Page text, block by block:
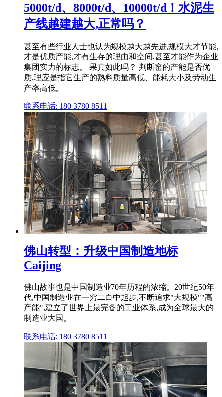
5000t/d、8000t/d、10000t/d！水泥生
产线越建越大,正常吗？
甚至有些行业人士也认为规模越大越先进,规模大才节能,
才是优质产能,才有生存的理由和空间,甚至才能作为企业
集团实力的标志。 果真如此吗？ 判断窑的产能是否优
质,理应是指它生产的熟料质量高低、能耗大小及劳动生
产率高低。
联系电话: 180 3780 8511
佛山转型：升级中国制造地标
Caijing
佛山故事也是中国制造业70年历程的浓缩。20世纪50年
代,中国制造业在一穷二白中起步,不断追求"大规模""高
产能",建立了世界上最完备的工业体系,成为全球最大的
制造业大国。
联系电话: 180 3780 8511